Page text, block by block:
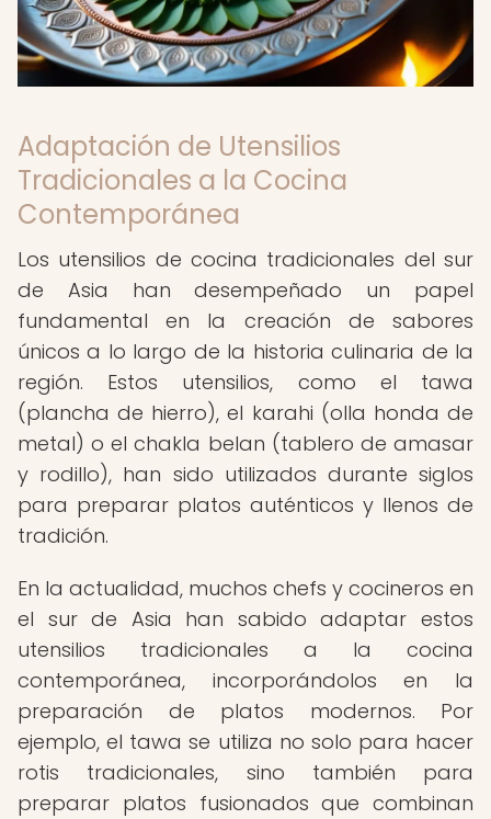
Adaptación de Utensilios
Tradicionales a la Cocina
Contemporánea
Los utensilios de cocina tradicionales del sur
de Asia han desempeñado un papel
fundamental en la creación de sabores
únicos a lo largo de la historia culinaria de la
región. Estos utensilios, como el tawa
(plancha de hierro), el karahi (olla honda de
metal) o el chakla belan (tablero de amasar
y rodillo), han sido utilizados durante siglos
para preparar platos auténticos y llenos de
tradición.
En la actualidad, muchos chefs y cocineros en
el sur de Asia han sabido adaptar estos
utensilios tradicionales a la cocina
contemporánea, incorporándolos en la
preparación de platos modernos. Por
ejemplo, el tawa se utiliza no solo para hacer
rotis tradicionales, sino también para
preparar platos fusionados que combinan